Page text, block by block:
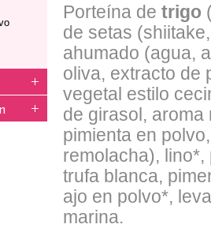
Porteína de trigo
de setas
ahumado (agua,
oliva, extracto de
vegetal estilo
de girasol,
pimienta en
remolacha),
trufa blanca,
ajo en polvo*,
marina.